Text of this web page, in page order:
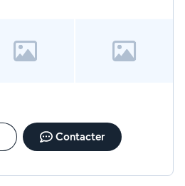
Contacter